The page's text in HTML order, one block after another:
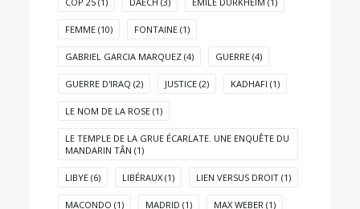
FEMME (10) FONTAINE (1)
GABRIEL GARCIA MARQUEZ (4) GUERRE (4)
GUERRE D'IRAQ (2) JUSTICE (2) KADHAFI (1)
LE NOM DE LA ROSE (1)
LE TEMPLE DE LA GRUE ÉCARLATE. UNE ENQUÊTE DU
MANDARIN TÂN (1)
LIBYE (6) LIBÉRAUX (1) LIEN VERSUS DROIT (1)
MACONDO (1) MADRID (1) MAX WEBER (1)